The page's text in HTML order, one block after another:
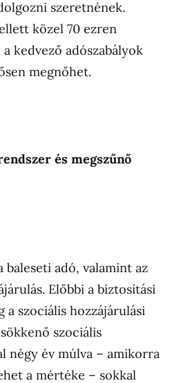
szeretnének.
közel 70 ezren
kedvező adószabályok
megnőhet.
és megszűnő
adó, valamint az
Előbbi a biztosítási
a szociális hozzájárulási
szociális
négy év múlva – amikorra
a mértéke – sokkal